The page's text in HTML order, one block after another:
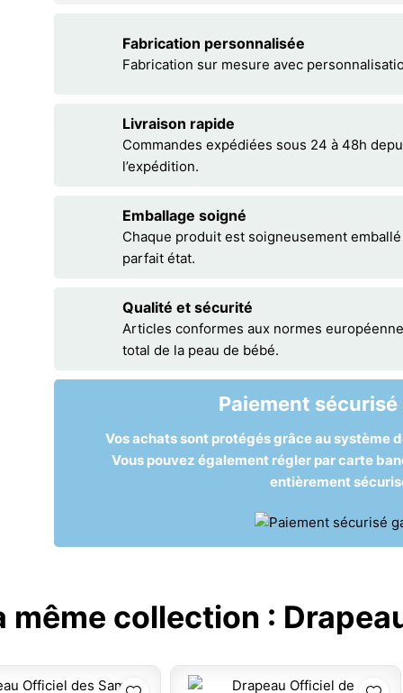
Fabrication personnalisée
Fabrication sur mesure avec
Livraison rapide
Commandes expédiées sous 24 à 48h
l’expédition.
Emballage soigné
Chaque produit est soigneusement
parfait état.
Qualité et sécurité
Articles conformes aux normes
total de la peau de bébé.
Paiement
Vos achats sont protégés grâce au système
Vous pouvez également régler par carte
entièrement
même collection :